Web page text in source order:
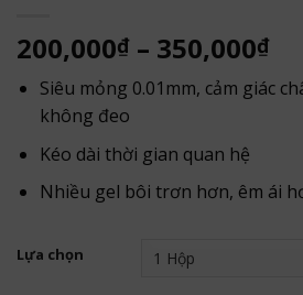
200,000₫ – 350,000₫
từ
Siêu mỏng 0.01mm, cảm giác
không đeo
Kéo dài thời gian quan hệ
Nhiều gel bôi trơn hơn, êm ái
Lựa chọn